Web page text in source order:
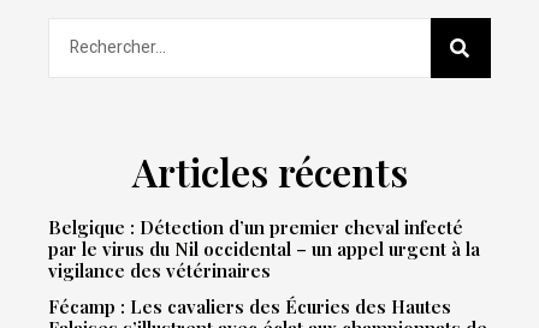
Articles récents
Belgique : Détection d’un premier cheval infecté
par le virus du Nil occidental – un appel urgent à la
vigilance des vétérinaires
Fécamp : Les cavaliers des Écuries des Hautes